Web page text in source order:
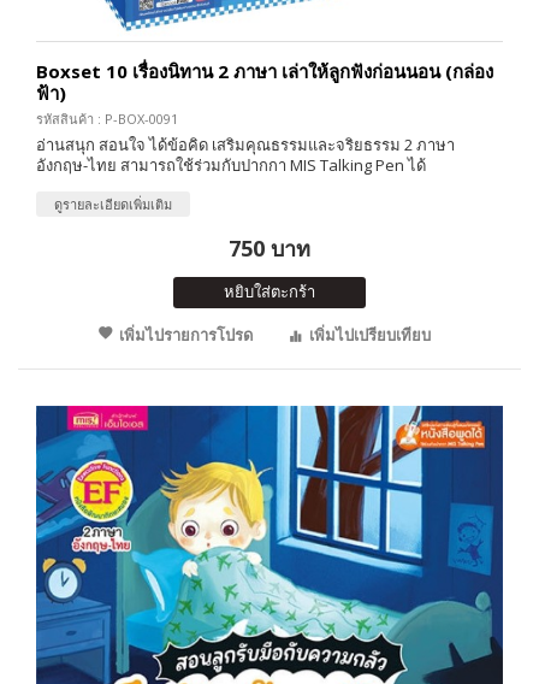
Boxset 10 เรื่องนิทาน 2 ภาษา เล่าให้ลูกฟังก่อนนอน (กล่อง
ฟ้า)
รหัสสินค้า : P-BOX-0091
อ่านสนุก สอนใจ ได้ข้อคิด เสริมคุณธรรมและจริยธรรม 2 ภาษา
อังกฤษ-ไทย สามารถใช้ร่วมกับปากกา MIS Talking Pen ได้
ดูรายละเอียดเพิ่มเติม
750 บาท
หยิบใส่ตะกร้า
เพิ่มไปรายการโปรด
เพิ่มไปเปรียบเทียบ